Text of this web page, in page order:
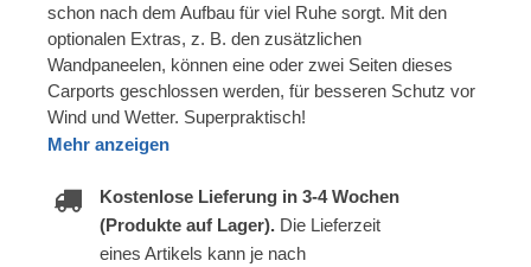
schon nach dem Aufbau für viel Ruhe sorgt. Mit den
optionalen Extras, z. B. den zusätzlichen
Wandpaneelen, können eine oder zwei Seiten dieses
Carports geschlossen werden, für besseren Schutz vor
Wind und Wetter. Superpraktisch!
Mehr anzeigen
Kostenlose Lieferung in 3-4 Wochen
(Produkte auf Lager). Die Lieferzeit
eines Artikels kann je nach